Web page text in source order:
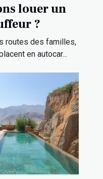
louer un
?
routes des familles,
en autocar...